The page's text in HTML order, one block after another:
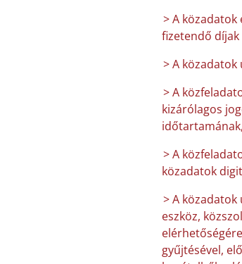
> A
fizetendő díjak
> A
> A
kizárólagos
> A
közadatok
> A
eszköz,
gyűjtésével,